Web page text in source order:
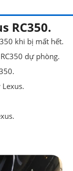
RC350.
khi bị mất hết.
dự phòng.